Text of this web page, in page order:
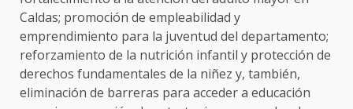
Caldas; promoción de empleabilidad y
emprendimiento para la juventud del departamento;
reforzamiento de la nutrición infantil y protección de
derechos fundamentales de la niñez y, también,
eliminación de barreras para acceder a educación